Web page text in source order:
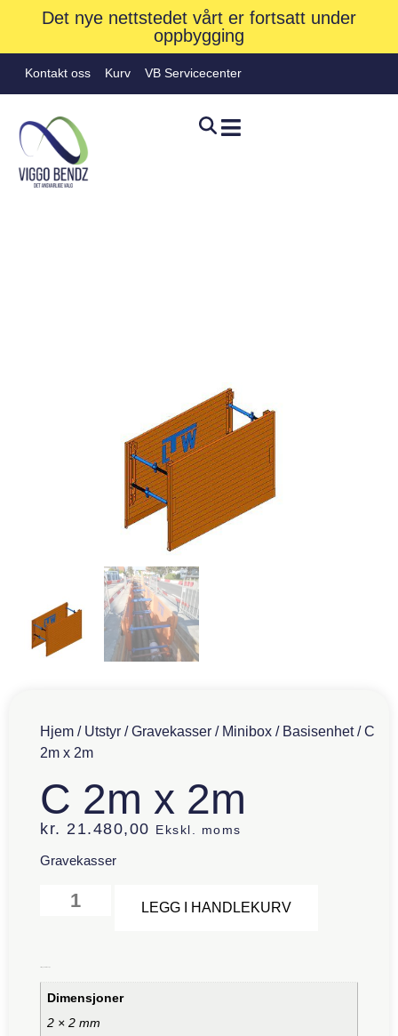
Det nye nettstedet vårt er fortsatt under
oppbygging
Kontakt oss Kurv VB Servicecenter
Hjem / Utstyr /Gravekasser / Minibox / Basisenhet/ C
2m x 2m
C 2m x 2m
kr. 21.480,00 Ekskl. moms
Gravekasser
LEGG I HANDLEKURV
Dimensjoner
2 × 2 mm